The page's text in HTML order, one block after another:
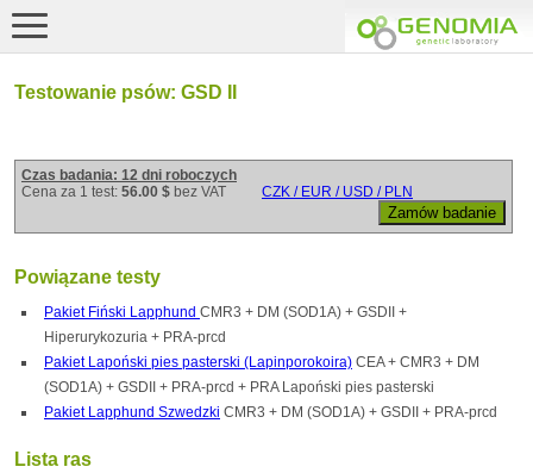
Testowanie psów: GSD II
Czas badania: 12 dni roboczych
Cena za 1 test: 56.00 $ bez VAT CZK / EUR / USD / PLN
Powiązane testy
Pakiet Fiński Lapphund CMR3 + DM (SOD1A) + GSDII +
Hiperurykozuria + PRA-prcd
Pakiet Lapoński pies pasterski (Lapinporokoira) CEA + CMR3 + DM
(SOD1A) + GSDII + PRA-prcd + PRA Lapoński pies pasterski
Pakiet Lapphund Szwedzki CMR3 + DM (SOD1A) + GSDII + PRA-prcd
Lista ras